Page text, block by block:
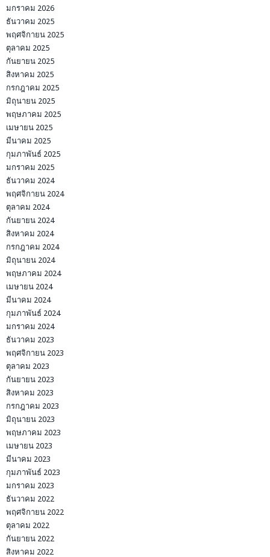
มกราคม 2026
ธันวาคม 2025
พฤศจิกายน 2025
ตุลาคม 2025
กันยายน 2025
สิงหาคม 2025
กรกฎาคม 2025
มิถุนายน 2025
พฤษภาคม 2025
เมษายน 2025
มีนาคม 2025
กุมภาพันธ์ 2025
มกราคม 2025
ธันวาคม 2024
พฤศจิกายน 2024
ตุลาคม 2024
กันยายน 2024
สิงหาคม 2024
กรกฎาคม 2024
มิถุนายน 2024
พฤษภาคม 2024
เมษายน 2024
มีนาคม 2024
กุมภาพันธ์ 2024
มกราคม 2024
ธันวาคม 2023
พฤศจิกายน 2023
ตุลาคม 2023
กันยายน 2023
สิงหาคม 2023
กรกฎาคม 2023
มิถุนายน 2023
พฤษภาคม 2023
เมษายน 2023
มีนาคม 2023
กุมภาพันธ์ 2023
มกราคม 2023
ธันวาคม 2022
พฤศจิกายน 2022
ตุลาคม 2022
กันยายน 2022
สิงหาคม 2022